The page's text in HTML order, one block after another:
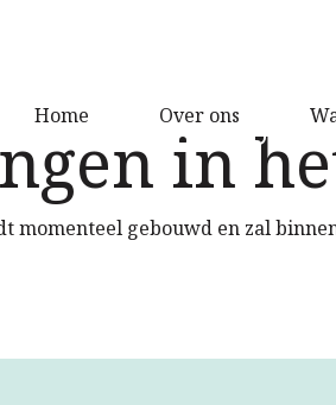
Home Over ons
in
momenteel gebouwd en zal